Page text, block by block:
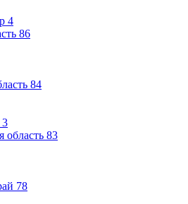
4
86
84
3
область 83
78